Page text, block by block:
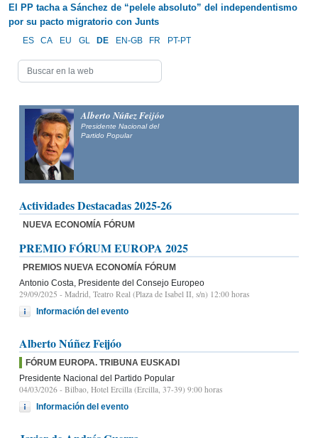
El PP tacha a Sánchez de “pelele absoluto” del independentismo
por su pacto migratorio con Junts
ES CA EU GL DE EN-GB FR PT-PT
Alberto Núñez Feijóo
Presidente Nacional del
Partido Popular
Actividades Destacadas 2025-26
NUEVA ECONOMÍA FÓRUM
PREMIO FÓRUM EUROPA 2025
PREMIOS NUEVA ECONOMÍA FÓRUM
Antonio Costa, Presidente del Consejo Europeo
29/09/2025 - Madrid, Teatro Real (Plaza de Isabel II, s/n) 12:00 horas
Información del evento
Alberto Núñez Feijóo
FÓRUM EUROPA. TRIBUNA EUSKADI
Presidente Nacional del Partido Popular
04/03/2026 - Bilbao, Hotel Ercilla (Ercilla, 37-39) 9:00 horas
Información del evento